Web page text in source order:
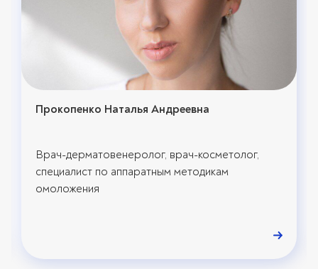
Прокопенко Наталья Андреевна
Врач-дерматовенеролог, врач-косметолог,
специалист по аппаратным методикам
омоложения